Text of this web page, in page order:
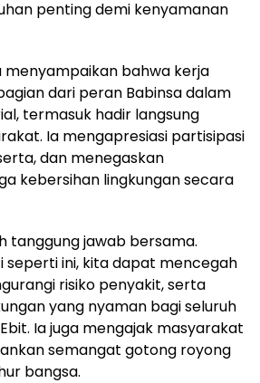
penting demi kenyamanan
menyampaikan bahwa kerja
dari peran Babinsa dalam
termasuk hadir langsung
Ia mengapresiasi partisipasi
dan menegaskan
kebersihan lingkungan secara
tanggung jawab bersama.
seperti ini, kita dapat mencegah
risiko penyakit, serta
yang nyaman bagi seluruh
Ia juga mengajak masyarakat
semangat gotong royong
bangsa.